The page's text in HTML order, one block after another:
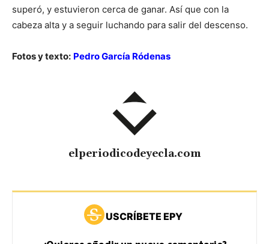
superó, y estuvieron cerca de ganar. Así que con la
cabeza alta y a seguir luchando para salir del descenso.
Fotos y texto: Pedro García Ródenas
elperiodicodeyecla.com
USCRÍBETE EPY